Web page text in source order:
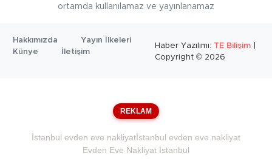
ortamda kullanılamaz ve yayınlanamaz
Hakkımızda
Yayın İlkeleri
Künye
İletişim
Haber Yazılımı: TE Bilişim
Copyright © 2026
REKLAM
İstanbul evden eve nakliyatİstanbul evden eve nakliyat
Evden Eve Nakliyat İstanbul